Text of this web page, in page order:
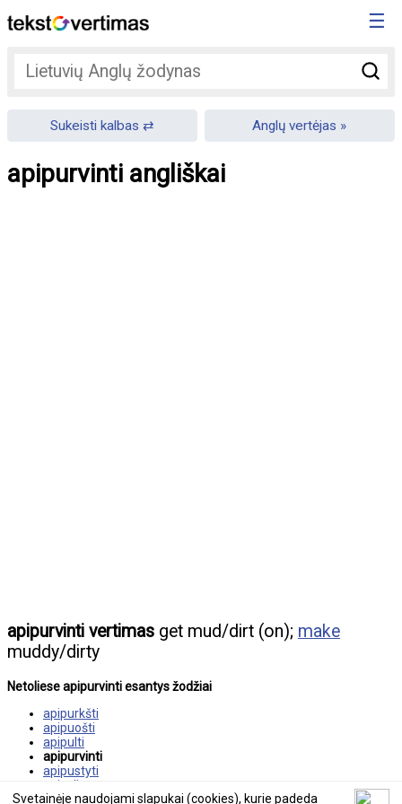
Svetainėje naudojami slapukai (cookies), kurie padeda
☰
Sukeisti kalbas Anglų vertėjas
apipurvinti angliškai
apipurvinti vertimas get mud/dirt (on); make
muddy/dirty
Netoliese apipurvinti esantys žodžiai
apipurkšti
apipuošti
apipulti
apipurvinti
apipustyti
apipylimas
apipynimas